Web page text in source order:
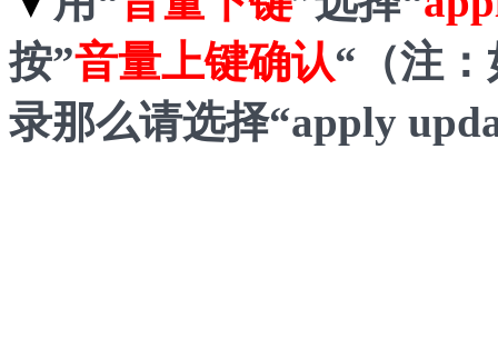
按”音量上键确认“（注
录那么请选择“apply